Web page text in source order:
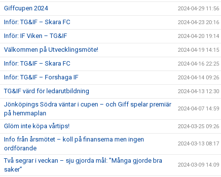
Giffcupen 2024 2024-04-29 11:56
Inför: TG&IF – Skara FC 2024-04-23 20:16
Inför: IF Viken – TG&IF 2024-04-20 19:14
Välkommen på Utvecklingsmöte! 2024-04-19 14:15
Inför: TG&IF – Skara FC 2024-04-16 22:25
Inför: TG&IF – Forshaga IF 2024-04-14 09:26
TG&IF värd för ledarutbildning 2024-04-13 12:30
Jönköpings Södra väntar i cupen – och Giff spelar premiär
på hemmaplan
2024-04-07 14:59
Glöm inte köpa vårtips! 2024-03-25 09:26
Info från årsmötet – koll på finanserna men ingen
ordförande
2024-03-13 08:17
Två segrar i veckan – sju gjorda mål: ”Många gjorde bra
saker”
2024-03-09 14:09